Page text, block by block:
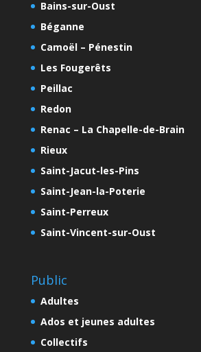
Bains-sur-Oust
Béganne
Camoël – Pénestin
Les Fougerêts
Peillac
Redon
Renac – La Chapelle-de-Brain
Rieux
Saint-Jacut-les-Pins
Saint-Jean-la-Poterie
Saint-Perreux
Saint-Vincent-sur-Oust
Public
Adultes
Ados et jeunes adultes
Collectifs